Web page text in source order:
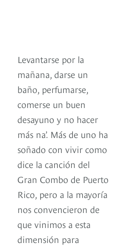
Levantarse por la
mañana, darse un
baño, perfumarse,
comerse un buen
desayuno y no hacer
más na’. Más de uno ha
soñado con vivir como
dice la canción del
Gran Combo de Puerto
Rico, pero a la mayoría
nos convencieron de
que vinimos a esta
dimensión para